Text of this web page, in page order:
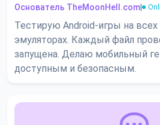
Основатель TheMoonHell.com
Тестирую Android-игры на
эмуляторах. Каждый файл
запущена. Делаю мобильный
доступным и безопасным.